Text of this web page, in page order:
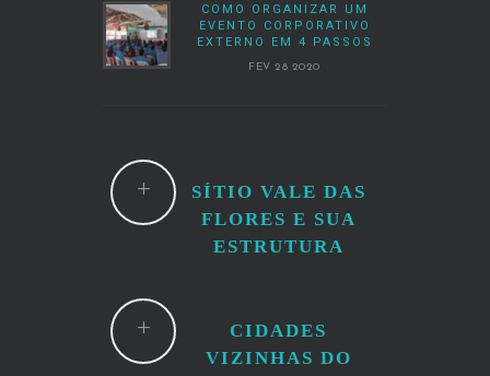
COMO ORGANIZAR UM
EVENTO CORPORATIVO
EXTERNO EM 4 PASSOS
FEV 28 2020
SÍTIO VALE DAS
FLORES E SUA
ESTRUTURA
CIDADES
VIZINHAS DO